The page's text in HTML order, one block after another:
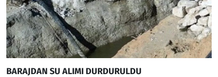
BARAJDAN SU ALIMI DURDURULDU